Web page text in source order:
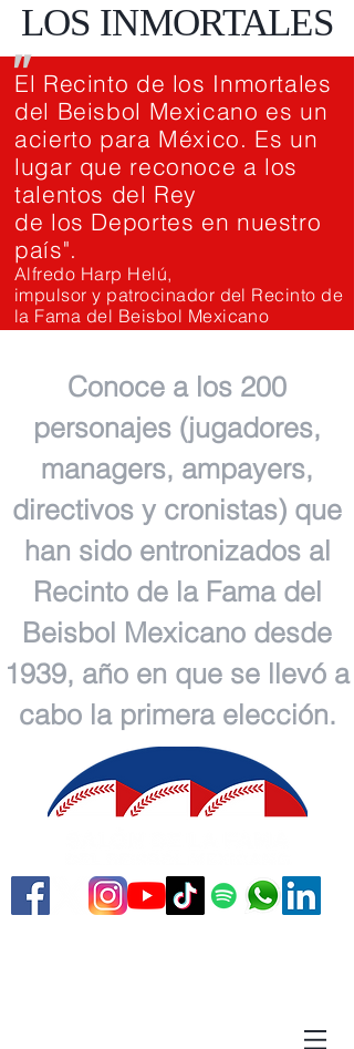
LOS INMORTALES
El Recinto de los Inmortales
del Beisbol Mexicano es un
acierto para México. Es un
lugar que reconoce a los
talentos del Rey
de los Deportes en nuestro
país".
Alfredo Harp Helú,
impulsor y patrocinador del Recinto de
la Fama del Beisbol Mexicano
"
Conoce a los 200
personajes (jugadores,
managers, ampayers,
directivos y cronistas) que
han sido entronizados al
Recinto de la Fama del
Beisbol Mexicano desde
1939, año en que se llevó a
cabo la primera elección.